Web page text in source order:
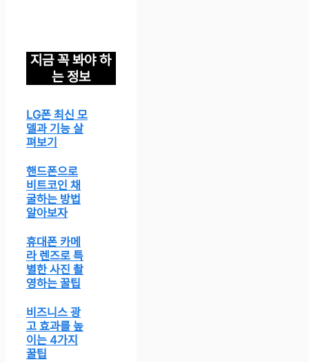
지금 꼭 봐야 하
는 정보
LG폰 최신 모
델과 기능 살
펴보기
핸드폰으로
비트코인 채
굴하는 방법
알아보자
휴대폰 카메
라 렌즈로 특
별한 사진 촬
영하는 꿀팁
비즈니스 광
고 효과를 높
이는 4가지
꿀팁